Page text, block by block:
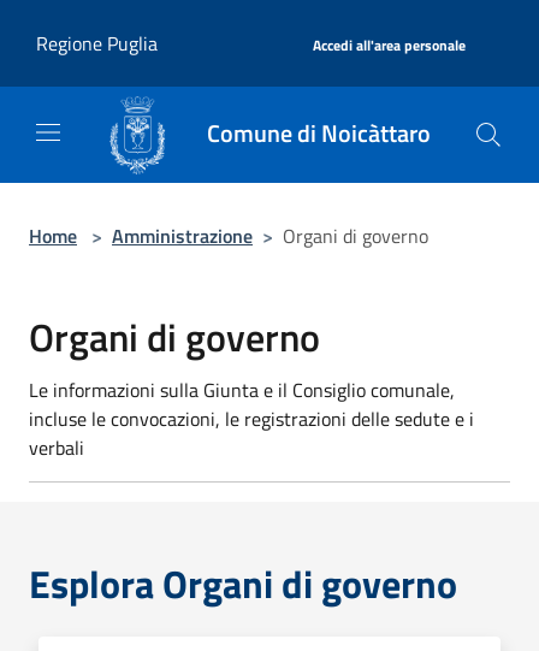
Regione Puglia
Accedi all'area personale
Comune di Noicàttaro
Home > Amministrazione > Organi di governo
Organi di governo
Le informazioni sulla Giunta e il Consiglio comunale,
incluse le convocazioni, le registrazioni delle sedute e i
verbali
Esplora Organi di governo